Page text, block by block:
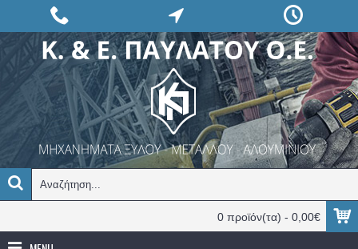
0 προϊόν(τα) - 0,00€